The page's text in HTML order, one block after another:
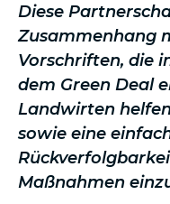
Diese
Zusammenhang
Vorschriften, die
dem Green Deal
Landwirten
sowie eine
Maßnahmen